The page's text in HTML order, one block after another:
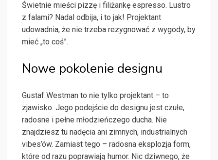
Świetnie mieści pizzę i filiżankę espresso. Lustro
z falami? Nadal odbija, i to jak! Projektant
udowadnia, że nie trzeba rezygnować z wygody, by
mieć „to coś”.
Nowe pokolenie designu
Gustaf Westman to nie tylko projektant – to
zjawisko. Jego podejście do designu jest czułe,
radosne i pełne młodzieńczego ducha. Nie
znajdziesz tu nadęcia ani zimnych, industrialnych
vibes’ów. Zamiast tego – radosna eksplozja form,
które od razu poprawiają humor. Nic dziwnego, że